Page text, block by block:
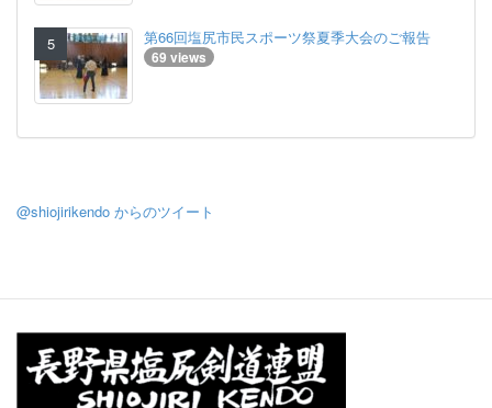
第66回塩尻市民スポーツ祭夏季大会のご報告
69 views
@shiojirikendo からのツイート